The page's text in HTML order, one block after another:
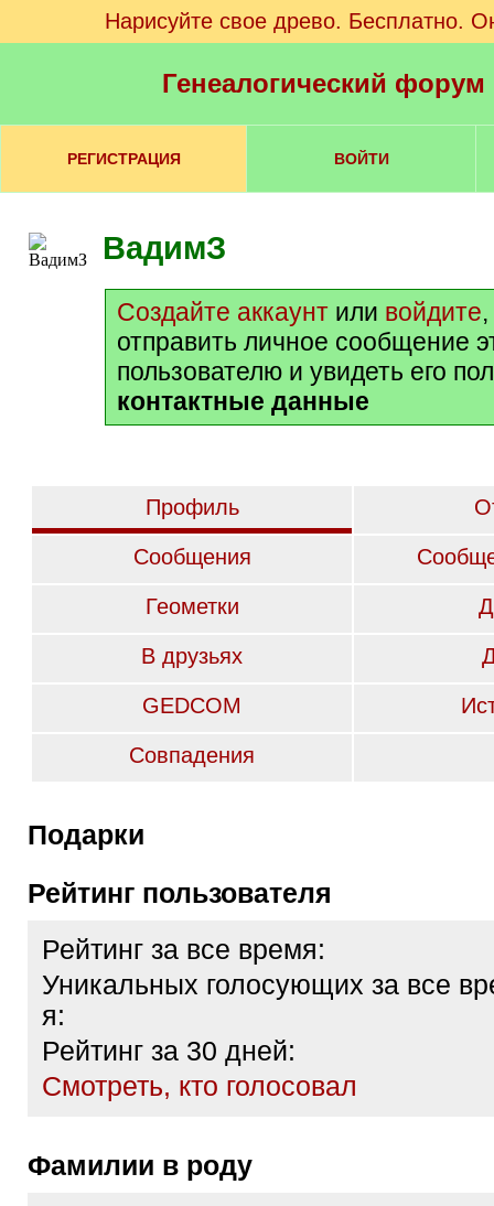
Нарисуйте свое древо. Бесплатно.
Генеалогический
РЕГИСТРАЦИЯ ВОЙТИ
ВадимЗ
Создайте аккаунт или войдите
отправить личное сообщение
пользователю и увидеть его
контактные данные
Профиль
Сообщения
Геометки
В друзьях
GEDCOM
Совпадения
Подарки
Рейтинг пользователя
Рейтинг за все время:
Уникальных голосующих за все
я:
Рейтинг за 30 дней:
Cмотреть, кто голосовал
Фамилии в роду